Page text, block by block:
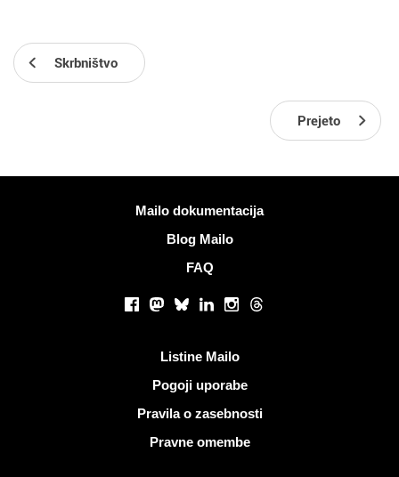
Skrbništvo
Prejeto
Mailo dokumentacija
Blog Mailo
FAQ
Facebook
Mastodon
BlueskyLinkedInInstagram
Threads
Listine Mailo
Pogoji uporabe
Pravila o zasebnosti
Pravne omembe